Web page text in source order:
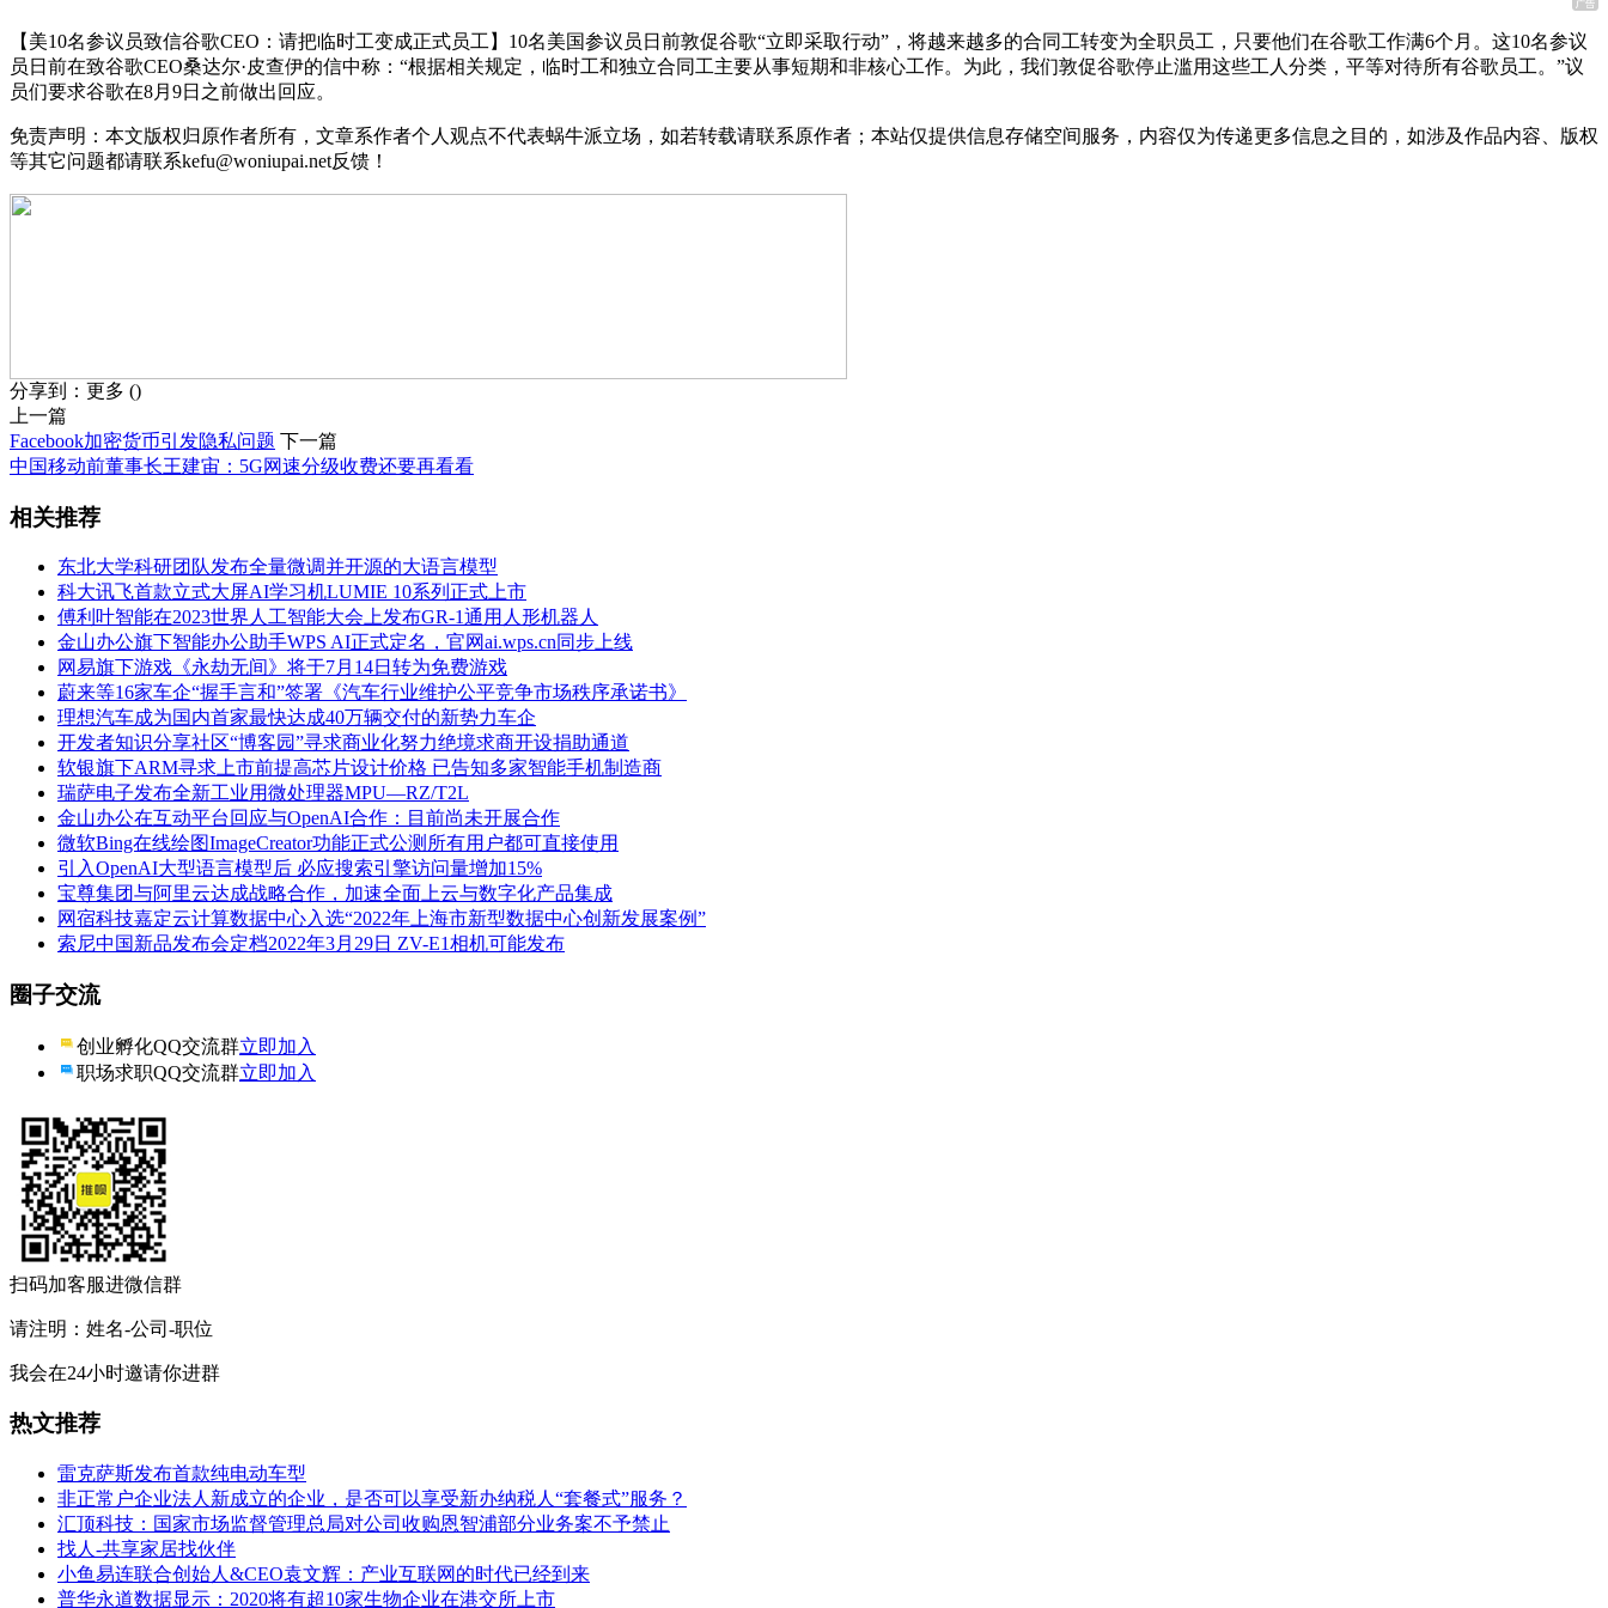
【美10名参议员致信谷歌CEO：请把临时工变成正式员工】10名美国参议员日前敦促谷歌“立即采取行动”，将越来越多的合同工转变为全职员工，只要他们在谷歌工作满6个月。这10名参议
员日前在致谷歌CEO桑达尔·皮查伊的信中称：“根据相关规定，临时工和独立合同工主要从事短期和非核心工作。为此，我们敦促谷歌停止滥用这些工人分类，平等对待所有谷歌员工。”议
员们要求谷歌在8月9日之前做出回应。
免责声明：本文版权归原作者所有，文章系作者个人观点不代表蜗牛派立场，如若转载请联系原作者；本站仅提供信息存储空间服务，内容仅为传递更多信息之目的，如涉及作品内容、版权
等其它问题都请联系kefu@woniupai.net反馈！
分享到： 更多 ()
上一篇
Facebook加密货币引发隐私问题 下一篇
中国移动前董事长王建宙：5G网速分级收费还要再看看
相关推荐
东北大学科研团队发布全量微调并开源的大语言模型
科大讯飞首款立式大屏AI学习机LUMIE 10系列正式上市
傅利叶智能在2023世界人工智能大会上发布GR-1通用人形机器人
金山办公旗下智能办公助手WPS AI正式定名，官网ai.wps.cn同步上线
网易旗下游戏《永劫无间》将于7月14日转为免费游戏
蔚来等16家车企“握手言和”签署《汽车行业维护公平竞争市场秩序承诺书》
理想汽车成为国内首家最快达成40万辆交付的新势力车企
开发者知识分享社区“博客园”寻求商业化努力绝境求商开设捐助通道
软银旗下ARM寻求上市前提高芯片设计价格 已告知多家智能手机制造商
瑞萨电子发布全新工业用微处理器MPU—RZ/T2L
金山办公在互动平台回应与OpenAI合作：目前尚未开展合作
微软Bing在线绘图ImageCreator功能正式公测所有用户都可直接使用
引入OpenAI大型语言模型后 必应搜索引擎访问量增加15%
宝尊集团与阿里云达成战略合作，加速全面上云与数字化产品集成
网宿科技嘉定云计算数据中心入选“2022年上海市新型数据中心创新发展案例”
索尼中国新品发布会定档2022年3月29日 ZV-E1相机可能发布
圈子交流
创业孵化QQ交流群立即加入
职场求职QQ交流群立即加入
扫码加客服进微信群
请注明：姓名-公司-职位
我会在24小时邀请你进群
热文推荐
雷克萨斯发布首款纯电动车型
非正常户企业法人新成立的企业，是否可以享受新办纳税人“套餐式”服务？
汇顶科技：国家市场监督管理总局对公司收购恩智浦部分业务案不予禁止
找人-共享家居找伙伴
小鱼易连联合创始人&CEO袁文辉：产业互联网的时代已经到来
普华永道数据显示：2020将有超10家生物企业在港交所上市